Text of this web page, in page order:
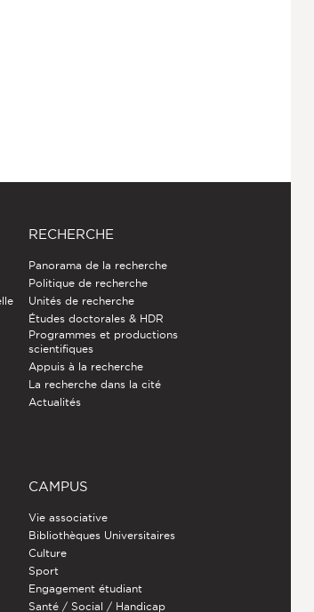
RECHERCHE
Panorama de la recherche
Politique de recherche
Unités de recherche
Études doctorales & HDR
Programmes et productions
scientifiques
Appuis à la recherche
La recherche dans la cité
Actualités
CAMPUS
Vie associative
Bibliothèques Universitaires
Culture
Sport
Engagement étudiant
Santé / Social / Handicap